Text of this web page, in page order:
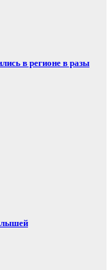
в регионе в разы